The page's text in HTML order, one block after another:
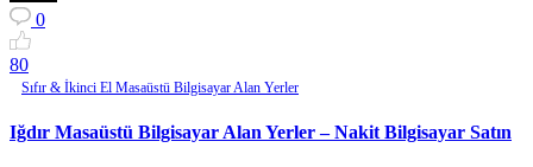
0
80
Sıfır & İkinci El Masaüstü Bilgisayar Alan Yerler
Iğdır Masaüstü Bilgisayar Alan Yerler – Nakit Bilgisayar Satın